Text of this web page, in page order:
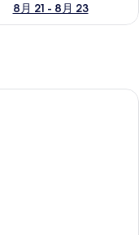
8月 21 - 8月 23
房 | 書桌、免費搖籃/嬰兒床